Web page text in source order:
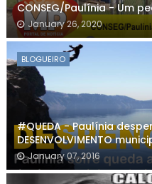
CONSEG/Paulínia - Um
January 26, 2020
BLOGUEIRO
#QUEDA - Paulínia
DESENVOLVIMENTO
January 07, 2016